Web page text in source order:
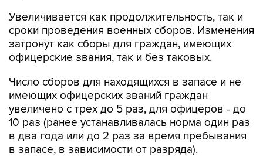
Увеличивается как продолжительность, так и
сроки проведения военных сборов. Изменения
затронут как сборы для граждан, имеющих
офицерские звания, так и без таковых.
Число сборов для находящихся в запасе и не
имеющих офицерских званий граждан
увеличено с трех до 5 раз, для офицеров - до
10 раз (ранее устанавливалась норма один раз
в два года или до 2 раз за время пребывания
в запасе, в зависимости от разряда).